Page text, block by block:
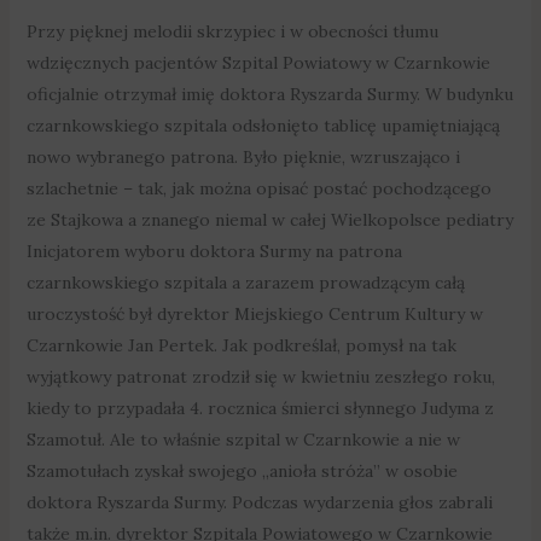
Przy pięknej melodii skrzypiec i w obecności tłumu
wdzięcznych pacjentów Szpital Powiatowy w Czarnkowie
oficjalnie otrzymał imię doktora Ryszarda Surmy. W budynku
czarnkowskiego szpitala odsłonięto tablicę upamiętniającą
nowo wybranego patrona. Było pięknie, wzruszająco i
szlachetnie – tak, jak można opisać postać pochodzącego
ze Stajkowa a znanego niemal w całej Wielkopolsce pediatry
Inicjatorem wyboru doktora Surmy na patrona
czarnkowskiego szpitala a zarazem prowadzącym całą
uroczystość był dyrektor Miejskiego Centrum Kultury w
Czarnkowie Jan Pertek. Jak podkreślał, pomysł na tak
wyjątkowy patronat zrodził się w kwietniu zeszłego roku,
kiedy to przypadała 4. rocznica śmierci słynnego Judyma z
Szamotuł. Ale to właśnie szpital w Czarnkowie a nie w
Szamotułach zyskał swojego „anioła stróża” w osobie
doktora Ryszarda Surmy. Podczas wydarzenia głos zabrali
także m.in. dyrektor Szpitala Powiatowego w Czarnkowie